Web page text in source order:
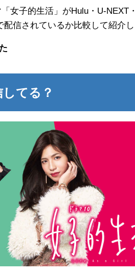
女子的生活」がHulu・U-NEXT
信されているか比較して紹介し
てる？